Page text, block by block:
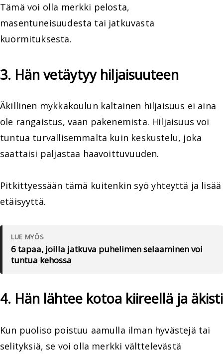
Tämä voi olla merkki pelosta,
masentuneisuudesta tai jatkuvasta
kuormituksesta.
3. Hän vetäytyy hiljaisuuteen
Äkillinen mykkäkoulun kaltainen hiljaisuus ei aina
ole rangaistus, vaan pakenemista. Hiljaisuus voi
tuntua turvallisemmalta kuin keskustelu, joka
saattaisi paljastaa haavoittuvuuden.
Pitkittyessään tämä kuitenkin syö yhteyttä ja lisää
etäisyyttä.
LUE MYÖS
6 tapaa, joilla jatkuva puhelimen selaaminen voi
tuntua kehossa
4. Hän lähtee kotoa kiireellä ja äkisti
Kun puoliso poistuu aamulla ilman hyvästejä tai
selityksiä, se voi olla merkki välttelevästä